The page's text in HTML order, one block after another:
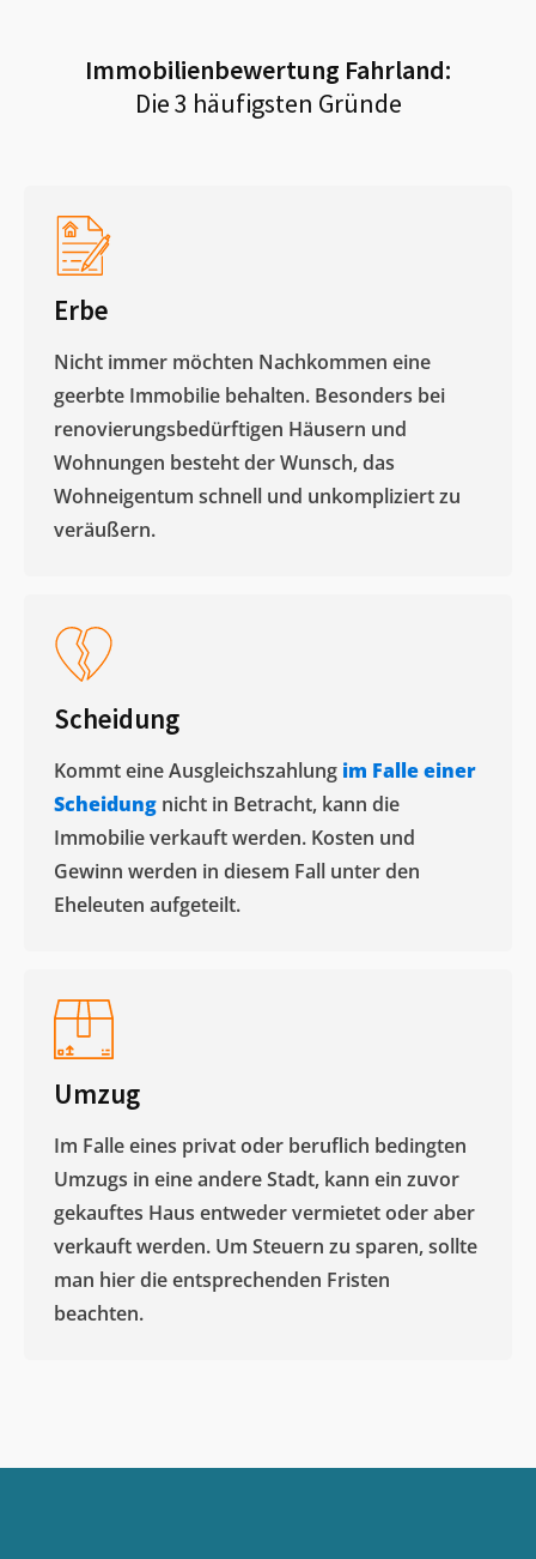
Immobilienbewertung Fahrland:
Die 3 häufigsten Gründe
Erbe
Nicht immer möchten Nachkommen eine
geerbte Immobilie behalten. Besonders bei
renovierungsbedürftigen Häusern und
Wohnungen besteht der Wunsch, das
Wohneigentum schnell und unkompliziert zu
veräußern. ​
Scheidung
Kommt eine Ausgleichszahlung im Falle einer
Scheidung nicht in Betracht, kann die
Immobilie verkauft werden. Kosten und
Gewinn werden in diesem Fall unter den
Eheleuten aufgeteilt.​
Umzug
Im Falle eines privat oder beruflich bedingten
Umzugs in eine andere Stadt, kann ein zuvor
gekauftes Haus entweder vermietet oder aber
verkauft werden. Um Steuern zu sparen, sollte
man hier die entsprechenden Fristen
beachten.